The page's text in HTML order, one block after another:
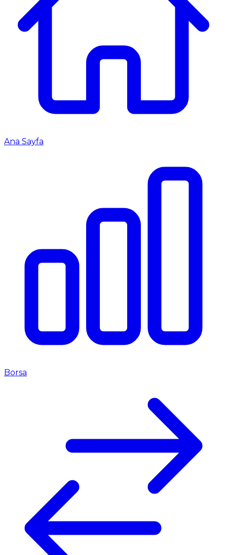
Ana Sayfa
Borsa